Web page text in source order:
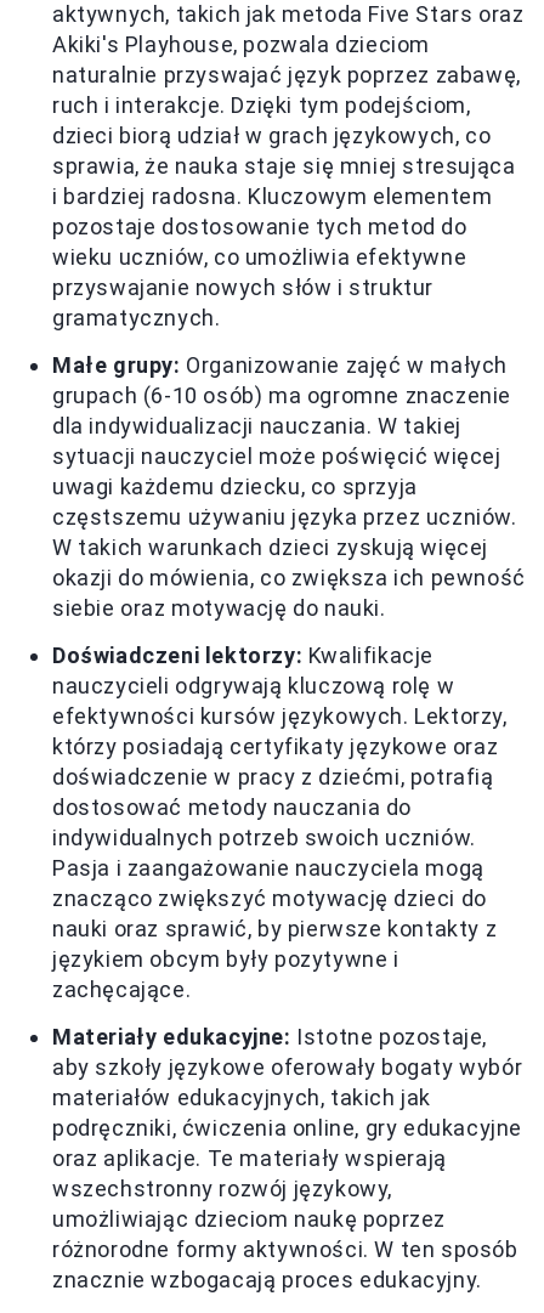
aktywnych, takich jak metoda Five Stars oraz
Akiki's Playhouse, pozwala dzieciom
naturalnie przyswajać język poprzez zabawę,
ruch i interakcje. Dzięki tym podejściom,
dzieci biorą udział w grach językowych, co
sprawia, że nauka staje się mniej stresująca
i bardziej radosna. Kluczowym elementem
pozostaje dostosowanie tych metod do
wieku uczniów, co umożliwia efektywne
przyswajanie nowych słów i struktur
gramatycznych.
Małe grupy: Organizowanie zajęć w małych
grupach (6-10 osób) ma ogromne znaczenie
dla indywidualizacji nauczania. W takiej
sytuacji nauczyciel może poświęcić więcej
uwagi każdemu dziecku, co sprzyja
częstszemu używaniu języka przez uczniów.
W takich warunkach dzieci zyskują więcej
okazji do mówienia, co zwiększa ich pewność
siebie oraz motywację do nauki.
Doświadczeni lektorzy: Kwalifikacje
nauczycieli odgrywają kluczową rolę w
efektywności kursów językowych. Lektorzy,
którzy posiadają certyfikaty językowe oraz
doświadczenie w pracy z dziećmi, potrafią
dostosować metody nauczania do
indywidualnych potrzeb swoich uczniów.
Pasja i zaangażowanie nauczyciela mogą
znacząco zwiększyć motywację dzieci do
nauki oraz sprawić, by pierwsze kontakty z
językiem obcym były pozytywne i
zachęcające.
Materiały edukacyjne: Istotne pozostaje,
aby szkoły językowe oferowały bogaty wybór
materiałów edukacyjnych, takich jak
podręczniki, ćwiczenia online, gry edukacyjne
oraz aplikacje. Te materiały wspierają
wszechstronny rozwój językowy,
umożliwiając dzieciom naukę poprzez
różnorodne formy aktywności. W ten sposób
znacznie wzbogacają proces edukacyjny.